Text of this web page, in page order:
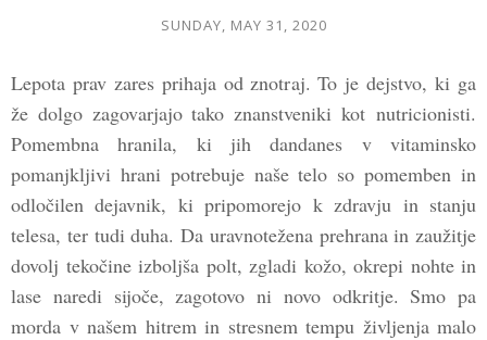
SUNDAY, MAY 31, 2020
Lepota prav zares prihaja od znotraj. To je dejstvo, ki ga
že dolgo zagovarjajo tako znanstveniki kot nutricionisti.
Pomembna hranila, ki jih dandanes v vitaminsko
pomanjkljivi hrani potrebuje naše telo so pomemben in
odločilen dejavnik, ki pripomorejo k zdravju in stanju
telesa, ter tudi duha. Da uravnotežena prehrana in zaužitje
dovolj tekočine izboljša polt, zgladi kožo, okrepi nohte in
lase naredi sijoče, zagotovo ni novo odkritje. Smo pa
morda v našem hitrem in stresnem tempu življenja malo